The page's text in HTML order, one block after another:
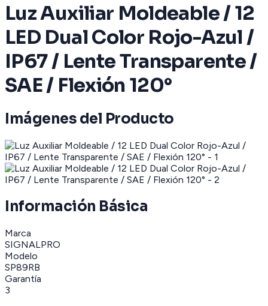
Luz Auxiliar Moldeable / 12
LED Dual Color Rojo-Azul /
IP67 / Lente Transparente /
SAE / Flexión 120°
Imágenes del Producto
Información Básica
Marca
SIGNALPRO
Modelo
SP89RB
Garantía
3